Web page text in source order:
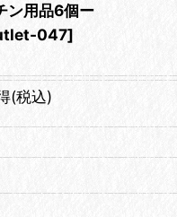
ン用品6個ー
047]
(税込)